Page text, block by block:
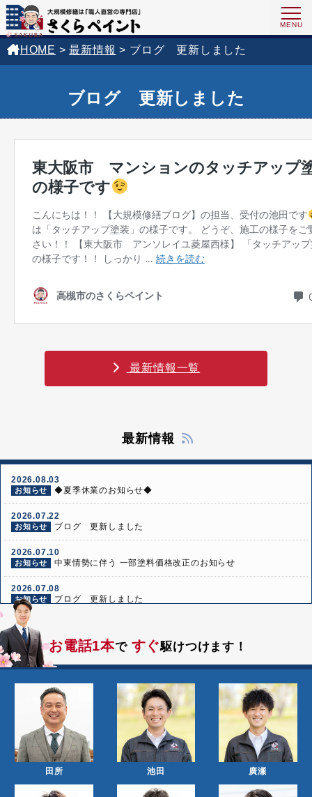
HOME >最新情報 > ブログ 更新しました
ブログ 更新しました
最新情報一覧
最新情報
2026.08.03
お知らせ ◆夏季休業のお知らせ◆
2026.07.22
お知らせ ブログ 更新しました
2026.07.10
お知らせ 中東情勢に伴う 一部塗料価格改正のお知らせ
2026.07.08
お知らせ ブログ 更新しました
2026.06.24
お知らせ
2026.06.10
お知らせ ブログ 更新しました
お電話1本で すぐ駆けつけます！
田所 池田 廣瀬